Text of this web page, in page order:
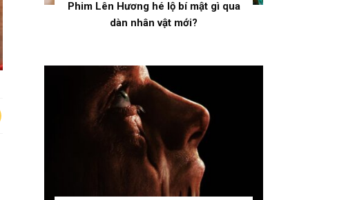
Phim Lên Hương hé lộ bí mật gì qua
dàn nhân vật mới?